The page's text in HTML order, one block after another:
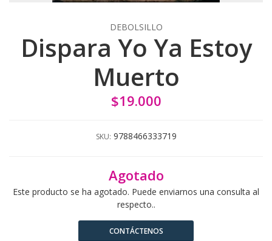
DEBOLSILLO
Dispara Yo Ya Estoy
Muerto
$19.000
SKU: 9788466333719
Agotado
Este producto se ha agotado. Puede enviarnos una consulta al
respecto..
CONTÁCTENOS